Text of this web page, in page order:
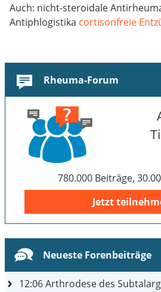
Auch: nicht-steroidale
Antiphlogistika cortisonfreie
Rheuma-Forum
780.000 Beiträge,
Jetzt
Neueste Forenbeiträge
12:06Arthrodese des